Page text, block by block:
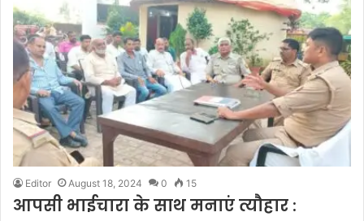
Editor August 18, 2024 0 15
आपसी भाईचारा के साथ मनाएं त्यौहार :